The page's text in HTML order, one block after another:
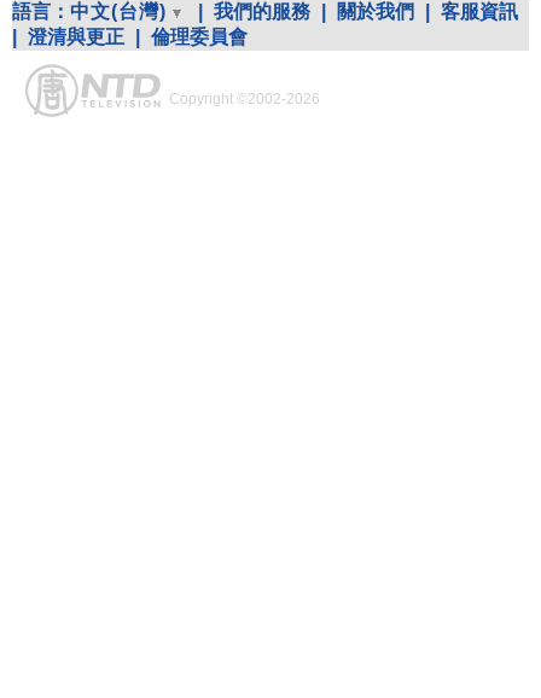
語言： 中文(台灣) 我們的服務 關於我們
客服資訊
澄清與更正 倫理委員會
Copyright ©2002-2026